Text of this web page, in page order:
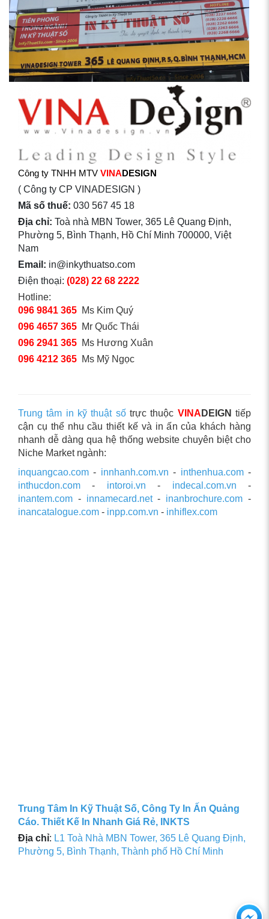
Công ty TNHH MTV VINADESIGN
( Công ty CP VINADESIGN )
Mã số thuế: 030 567 45 18
Địa chỉ: Toà nhà MBN Tower, 365 Lê Quang Định,
Phường 5, Bình Thạnh, Hồ Chí Minh 700000, Việt
Nam
Email: in@inkythuatso.com
Điện thoại: (028) 22 68 2222
Hotline:
096 9841 365 Ms Kim Quý
096 4657 365 Mr Quốc Thái
096 2941 365 Ms Hương Xuân
096 4212 365 Ms Mỹ Ngọc
Trung tâm in kỹ thuật sốtrực thuộc VINA DEIGN tiếp
cận cụ thể nhu cầu thiết kế và in ấn của khách hàng
nhanh dễ dàng qua hệ thống website chuyên biệt cho
Niche Market ngành:
inquangcao.com - innhanh.com.vn - inthenhua.com-
inthucdon.com - intoroi.vn - indecal.com.vn -
inantem.com - innamecard.net- inanbrochure.com -
inancatalogue.com - inpp.com.vn - inhiflex.com
Trung Tâm In Kỹ Thuật Số, Công Ty In Ấn Quảng
Cáo. Thiết Kế In Nhanh Giá Rẻ, INKTS
Địa chỉ: L1 Toà Nhà MBN Tower, 365 Lê Quang Định,
Phường 5, Bình Thạnh, Thành phố Hồ Chí Minh